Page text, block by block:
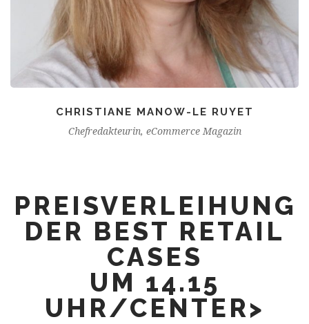
CHRISTIANE MANOW-LE RUYET
Chefredakteurin, eCommerce Magazin
PREISVERLEIHUNG
DER BEST RETAIL
CASES
UM 14.15
UHR/CENTER>